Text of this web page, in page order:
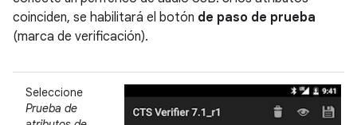
coinciden, se habilitará el botón de paso de prueba
(marca de verificación).
Seleccione
Prueba de